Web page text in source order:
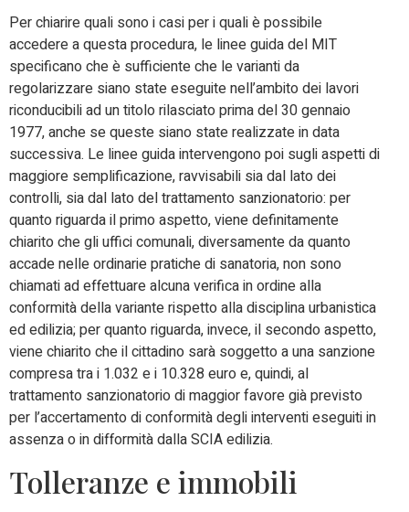
Per chiarire quali sono i casi per i quali è possibile
accedere a questa procedura, le linee guida del MIT
specificano che è sufficiente che le varianti da
regolarizzare siano state eseguite nell’ambito dei lavori
riconducibili ad un titolo rilasciato prima del 30 gennaio
1977, anche se queste siano state realizzate in data
successiva. Le linee guida intervengono poi sugli aspetti di
maggiore semplificazione, ravvisabili sia dal lato dei
controlli, sia dal lato del trattamento sanzionatorio: per
quanto riguarda il primo aspetto, viene definitamente
chiarito che gli uffici comunali, diversamente da quanto
accade nelle ordinarie pratiche di sanatoria, non sono
chiamati ad effettuare alcuna verifica in ordine alla
conformità della variante rispetto alla disciplina urbanistica
ed edilizia; per quanto riguarda, invece, il secondo aspetto,
viene chiarito che il cittadino sarà soggetto a una sanzione
compresa tra i 1.032 e i 10.328 euro e, quindi, al
trattamento sanzionatorio di maggior favore già previsto
per l’accertamento di conformità degli interventi eseguiti in
assenza o in difformità dalla SCIA edilizia.
Tolleranze e immobili